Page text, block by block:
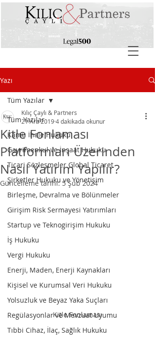
Yazı
Tüm Yazılar
Kamu İhale Hukuku
Gayrimenkul ve İnşaat Hukuku
Ticari Sözleşmeler Global Ticaret
Şirketler Hukuku ve Yönetişim
Birleşme, Devralma ve Bölünmeler
Girişim Risk Sermayesi Yatırımları
Startup ve Teknogirişim Hukuku
İş Hukuku
Vergi Hukuku
Enerji, Maden, Enerji Kaynakları
Kişisel ve Kurumsal Veri Hukuku
Yolsuzluk ve Beyaz Yaka Suçları
Regülasyonlar ve Mevzuat Uyumu
Tıbbi Cihaz, İlaç, Sağlık Hukuku
Tüm Yazılar
Kitle Fonlaması
Platformları Üzerinden
Nasıl Yatırım Yapılır?
Kılıç Çaylı & Partners
21 Ara 20194 dakikada okunur
Güncelleme tarihi: 5 Şub 2024
Kitle Fonlaması